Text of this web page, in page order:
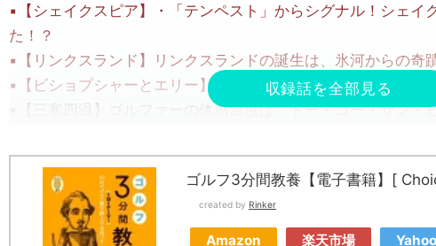
▪【シェイクスピア】・「テンペスト」からシグナル！シェイ
た！？
▪【リンクスランド】リンクスランドの誕生は、氷河からの奇
▪【ビショプシャーとエリー】リンクスの味わい深さは異色の
▪【三寒四温】ゴルファーの体感温度は、トー・ゴー・サン・ピ
▪【朝霞コースと米軍ゴルフ場】東京GC朝霞コースは戦後の
▪【英国国立自動車倶楽部】英国・ジェントルマン・クラブの
▪【お殿様のゴルフ】加賀百万石の殿様・前田利為が英国滞在
▪【エチケット】エチケットの本質は、心配り、思いやり
ゴルフ3分間教養【電子書籍】[
created by Rinker
Amazon 楽天市場